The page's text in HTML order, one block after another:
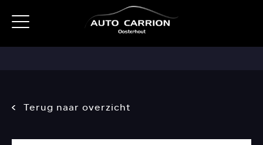
Terug naar overzicht